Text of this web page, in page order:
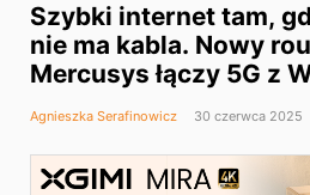
Szybki internet tam,
nie ma kabla. Nowy
Mercusys łączy 5G z
Agnieszka Serafinowicz 30 czerwca 2025